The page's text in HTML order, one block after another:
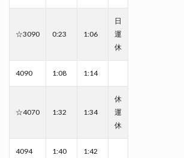
☆3090 0:23 1:06
日
運
休
4090 1:08 1:14
☆4070 1:32 1:34
休
運
休
4094 1:40 1:42